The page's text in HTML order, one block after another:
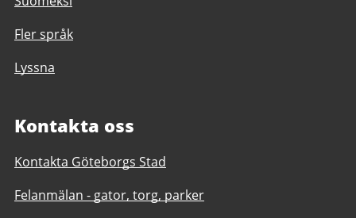
Fler språk
Lyssna
Kontakta oss
Kontakta Göteborgs Stad
Felanmälan - gator, torg, parker